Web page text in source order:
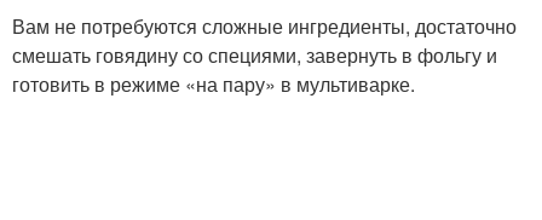
Вам не потребуются сложные ингредиенты, достаточно
смешать говядину со специями, завернуть в фольгу и
готовить в режиме «на пару» в мультиварке.